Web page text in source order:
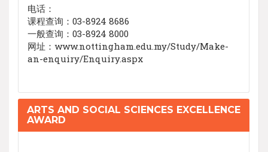
电话：
课程查询：03-8924 8686
一般查询：03-8924 8000
网址：www.nottingham.edu.my/Study/Make-
an-enquiry/Enquiry.aspx
ARTS AND SOCIAL SCIENCES EXCELLENCE
AWARD